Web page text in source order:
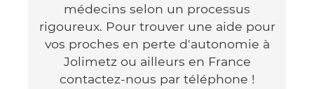
médecins selon un processus
rigoureux. Pour trouver une aide pour
vos proches en perte d'autonomie à
Jolimetz ou ailleurs en France
contactez-nous par téléphone !